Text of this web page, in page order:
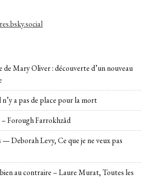
Mary Oliver : découverte d’un nouveau
a pas de place pour la mort
Forough Farrokhzâd
— Deborah Levy, Ce que je ne veux pas
au contraire – Laure Murat, Toutes les